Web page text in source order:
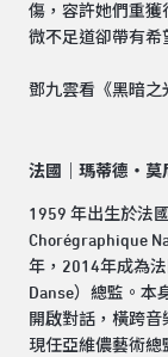
傷，容許她們重獲
微不足道卻帶有希
鄧九雲看《黑暗之
法國｜瑪蒂德・莫
1959 年出生於法
Chorégraphique
年，2014年成為
Danse）總監。本
開啟對話，橫跨
現任亞維儂藝術總